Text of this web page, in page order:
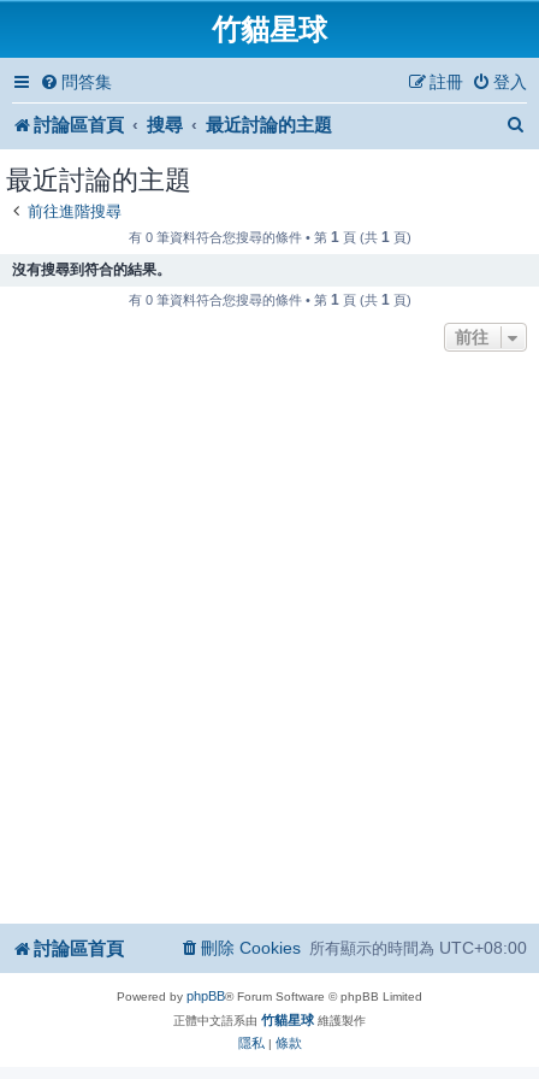
竹貓星球
問答集 登入
註冊
討論區首頁 搜尋 最近討論的主題
最近討論的主題
前往進階搜尋
有 0 筆資料符合您搜尋的條件 • 第 1 頁 (共 1 頁)
沒有搜尋到符合的結果。
有 0 筆資料符合您搜尋的條件 • 第 1 頁 (共 1 頁)
前往
討論區首頁 所有顯示的時間為 UTC+08:00
刪除 Cookies
Powered by phpBB® Forum Software © phpBB Limited
正體中文語系由 竹貓星球 維護製作
隱私 | 條款